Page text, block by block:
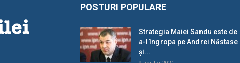
POSTURI POPULARE
Strategia Maiei Sandu este de
a-l îngropa pe Andrei Năstase
și...